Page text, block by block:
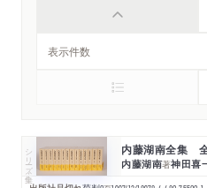
シリーズ・全集 内藤湖南全集
内藤湖南著神田喜